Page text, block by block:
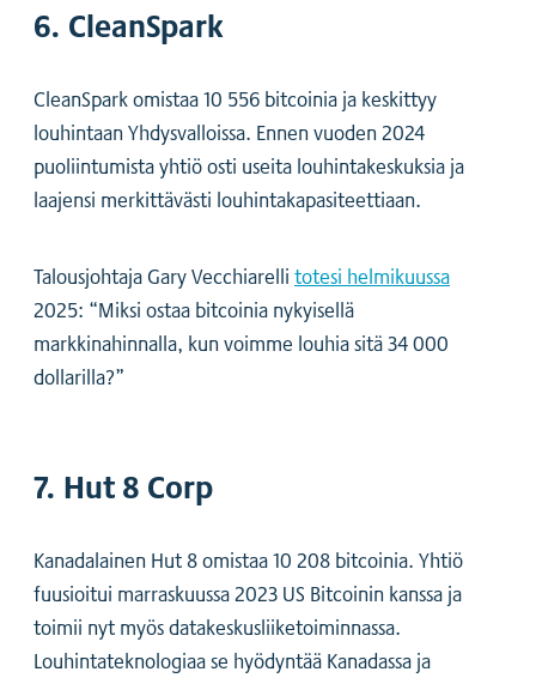
6. CleanSpark
CleanSpark omistaa 10 556 bitcoinia ja keskittyy
louhintaan Yhdysvalloissa. Ennen vuoden 2024
puoliintumista yhtiö osti useita louhintakeskuksia ja
laajensi merkittävästi louhintakapasiteettiaan.
Talousjohtaja Gary Vecchiarellitotesi helmikuussa
2025: “Miksi ostaa bitcoinia nykyisellä
markkinahinnalla, kun voimme louhia sitä 34 000
dollarilla?”
7. Hut 8 Corp
Kanadalainen Hut 8 omistaa 10 208 bitcoinia. Yhtiö
fuusioitui marraskuussa 2023 US Bitcoinin kanssa ja
toimii nyt myös datakeskusliiketoiminnassa.
Louhintateknologiaa se hyödyntää Kanadassa ja